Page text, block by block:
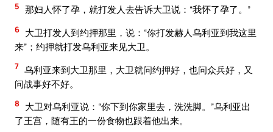
5 那妇人怀了孕，就打发人去告诉大卫说：“我怀了孕了。”
6 大卫打发人到约押那里，说：“你打发赫人乌利亚到我这里
来”；约押就打发乌利亚来见大卫。
7 乌利亚来到大卫那里，大卫就问约押好，也问众兵好，又
问战事好不好。
8
大卫对乌利亚说：“你下到你家里去，洗洗脚。”乌利亚出
了王宫，随有王的一份食物也跟着他出来。